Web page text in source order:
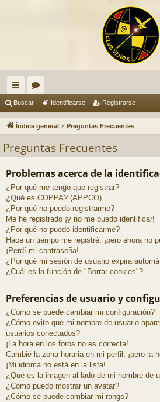
nl
ac
rá
pi
do
s
or
os
Buscar Identificarse Registrarse
Índice general Preguntas Frecuentes
Preguntas Frecuentes
Problemas acerca de la
¿Por qué me tengo que registrar?
¿Qué es COPPA? (APPCO)
¿Por qué no puedo registrarme?
Me he registrado ¡y no me puedo identificar!
¿Por qué no puedo identificarme?
Hace un tiempo me registré, ¡pero ahora no
¡Perdí mi contraseña!
¿Por qué mi sesión de usuario expira
¿Cuál es la función de "Borrar cookies"?
Preferencias de usuario y
¿Cómo se puede cambiar mi configuración?
¿Cómo evito que mi nombre de usuario
usuarios conectados?
¡La hora en los foros no es correcta!
Cambié la zona horaria en mi perfil, ¡pero la
¡Mi idioma no está en la lista!
¿Qué es la imagen al lado de mi nombre de
¿Cómo puedo mostrar un avatar?
¿Cómo se puede cambiar mi rango?